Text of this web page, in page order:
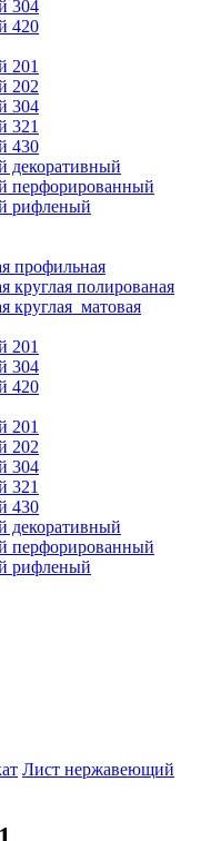
304
420
201
202
304
321
430
декоративный
перфорированный
рифленый
профильная
круглая полированая
круглая матовая
201
304
420
201
202
304
321
430
декоративный
перфорированный
рифленый
Лист нержавеющий